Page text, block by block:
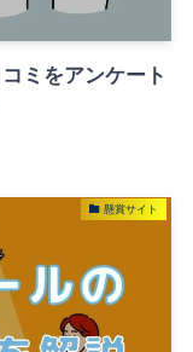
ミをアンケート
懸賞サイト